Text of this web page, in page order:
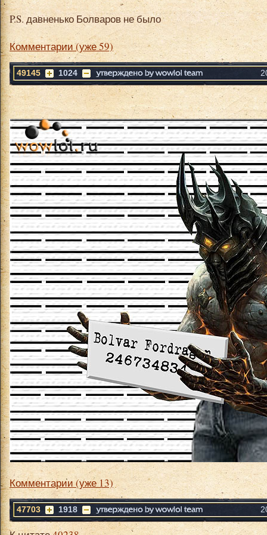
P.S. давненько Болваров не было
Комментарии (уже 59)
49145 1024
Комментарии (уже 13)
47703 1918